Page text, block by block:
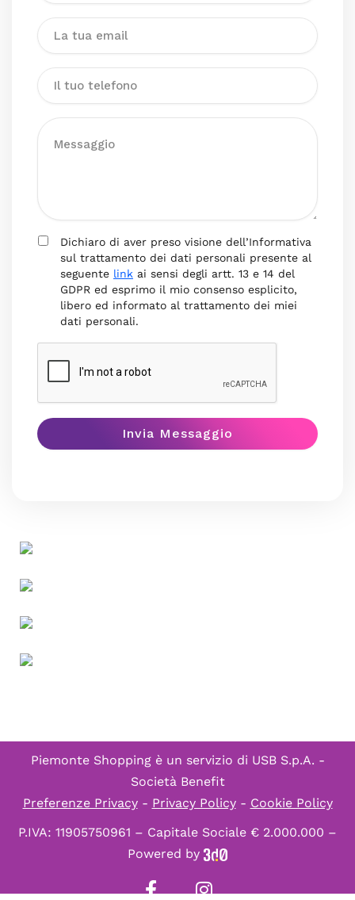
Dichiaro di aver preso visione dell’Informativa
sul trattamento dei dati personali presente al
seguente link ai sensi degli artt. 13 e 14 del
GDPR ed esprimo il mio consenso esplicito,
libero ed informato al trattamento dei miei
dati personali.
Piemonte Shopping è un servizio di USB S.p.A. -
Società Benefit
Preferenze Privacy- Privacy Policy- Cookie Policy
P.IVA: 11905750961 – Capitale Sociale € 2.000.000 –
Powered by